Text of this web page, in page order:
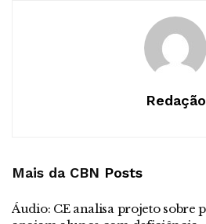
Redação
Mais da CBN Posts
Áudio: CE analisa projeto sobre